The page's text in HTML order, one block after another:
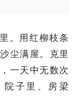
。用红柳枝条
尘满屋。克里
一天中无数次
院子里、房梁